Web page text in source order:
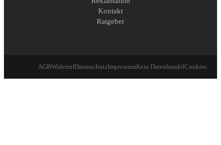
Kontakt
Ratgeber
AGBWiderrufDatenschutzImpressumKein DatenhandelCookies